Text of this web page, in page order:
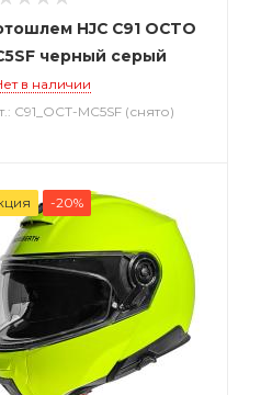
HJC C91 OCTO
черный серый
в наличии
C91_OCT-MC5SF (снято)
-20%